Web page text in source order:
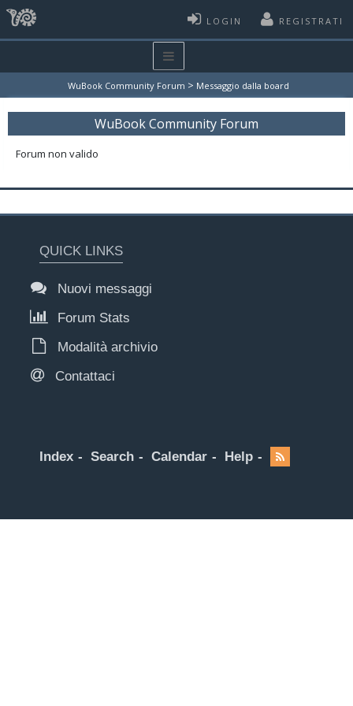
LOGIN REGISTRATI
WuBook Community Forum > Messaggio dalla board
WuBook Community Forum
Forum non valido
QUICK LINKS
Nuovi messaggi
Forum Stats
Modalità archivio
Contattaci
Index Search Calendar Help